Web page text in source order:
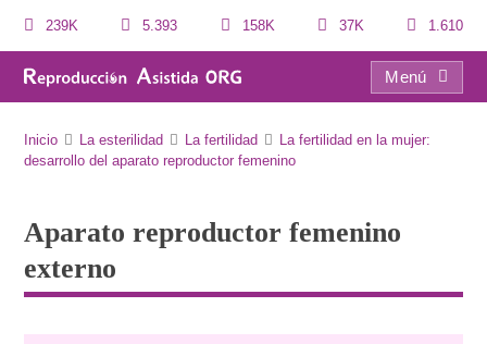
239K 5.393 158K 37K 1.610
Menú
Inicio La esterilidad La fertilidad
La fertilidad en la mujer:
desarrollo del aparato reproductor femenino
Aparato reproductor femenino
externo